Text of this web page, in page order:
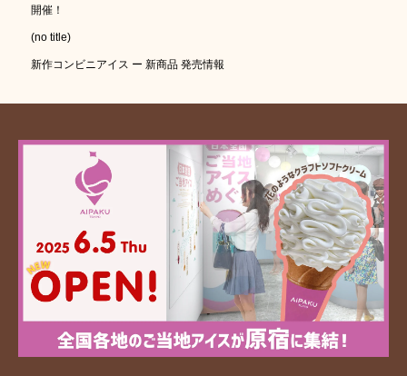
開催！
(no title)
新作コンビニアイス ー 新商品 発売情報